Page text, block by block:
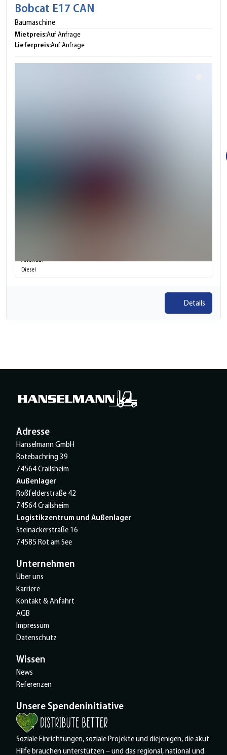
Bobcat E17 CAN
Baumaschine
Mietpreis:Auf Anfrage
Lieferpreis:Auf Anfrage
Antrieb:
Diesel
Details
Adresse
Hanselmann GmbH
Rotebachring 39
74564 Crailsheim
Außenlager
Roßfelderstraße 42
74564 Crailsheim
Logistikzentrum und Außenlager
Steinäckerstraße 16
74585 Rot am See
Unternehmen
Über uns
Karriere
Kontakt & Anfahrt
AGB
Impressum
Datenschutz
Wissen
News
Referenzen
Unsere Spendeninitiative
Soziale Einrichtungen, soziale Projekte und diejenigen, die akut
Hilfe brauchen unterstützen – und das regional, national und